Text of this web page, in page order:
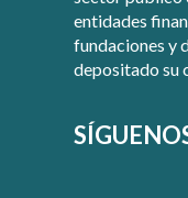
entidades
fundaciones y
depositado su